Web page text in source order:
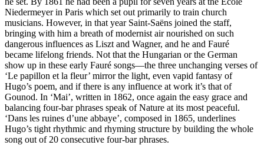
Niedermeyer in Paris which set out primarily to train church
musicians. However, in that year Saint-Saëns joined the staff,
bringing with him a breath of modernist air nourished on such
dangerous influences as Liszt and Wagner, and he and Fauré
became lifelong friends. Not that the Hungarian or the German
show up in these early Fauré songs—the three unchanging verses of
‘Le papillon et la fleur’ mirror the light, even vapid fantasy of
Hugo’s poem, and if there is any influence at work it’s that of
Gounod. In ‘Mai’, written in 1862, once again the easy grace and
balancing four-bar phrases speak of Nature at its most peaceful.
‘Dans les ruines d’une abbaye’, composed in 1865, underlines
Hugo’s tight rhythmic and rhyming structure by building the whole
song out of 20 consecutive four-bar phrases.